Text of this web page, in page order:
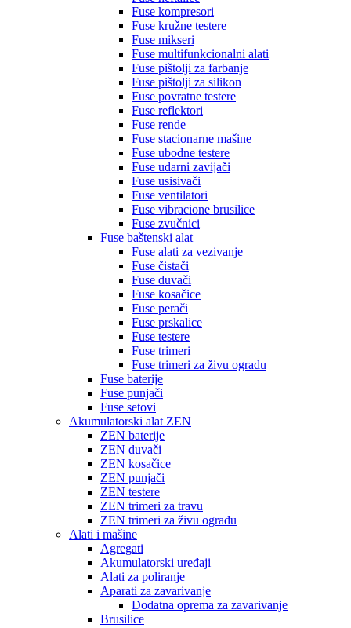
Fuse kompresori
Fuse kružne testere
Fuse mikseri
Fuse multifunkcionalni alati
Fuse pištolji za farbanje
Fuse pištolji za silikon
Fuse povratne testere
Fuse reflektori
Fuse rende
Fuse stacionarne mašine
Fuse ubodne testere
Fuse udarni zavijači
Fuse usisivači
Fuse ventilatori
Fuse vibracione brusilice
Fuse zvučnici
Fuse baštenski alat
Fuse alati za vezivanje
Fuse čistači
Fuse duvači
Fuse kosačice
Fuse perači
Fuse prskalice
Fuse testere
Fuse trimeri
Fuse trimeri za živu ogradu
Fuse baterije
Fuse punjači
Fuse setovi
Akumulatorski alat ZEN
ZEN baterije
ZEN duvači
ZEN kosačice
ZEN punjači
ZEN testere
ZEN trimeri za travu
ZEN trimeri za živu ogradu
Alati i mašine
Agregati
Akumulatorski uređaji
Alati za poliranje
Aparati za zavarivanje
Dodatna oprema za zavarivanje
Brusilice